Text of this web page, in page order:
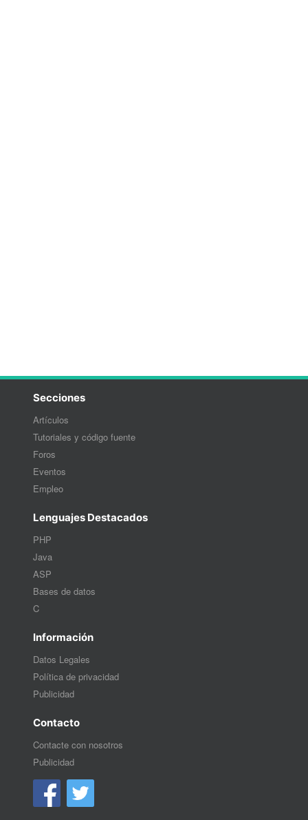
Secciones
Artículos
Tutoriales y código fuente
Foros
Eventos
Empleo
Lenguajes Destacados
PHP
Java
ASP
Bases de datos
C
Información
Datos Legales
Política de privacidad
Publicidad
Contacto
Contacte con nosotros
Publicidad